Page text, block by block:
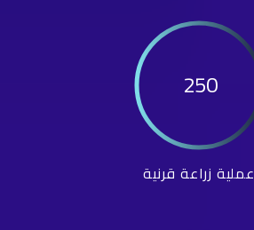
250
عملية زراعة قرنية